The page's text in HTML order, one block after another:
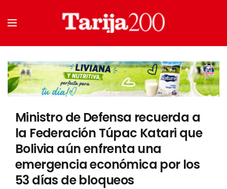
Ministro de Defensa recuerda a
la Federación Túpac Katari que
Bolivia aún enfrenta una
emergencia económica por los
53 días de bloqueos